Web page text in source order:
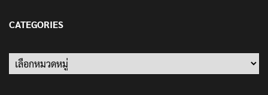
CATEGORIES
Categories